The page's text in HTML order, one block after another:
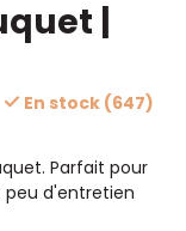
|
En stock (647)
Parfait pour
peu d'entretien